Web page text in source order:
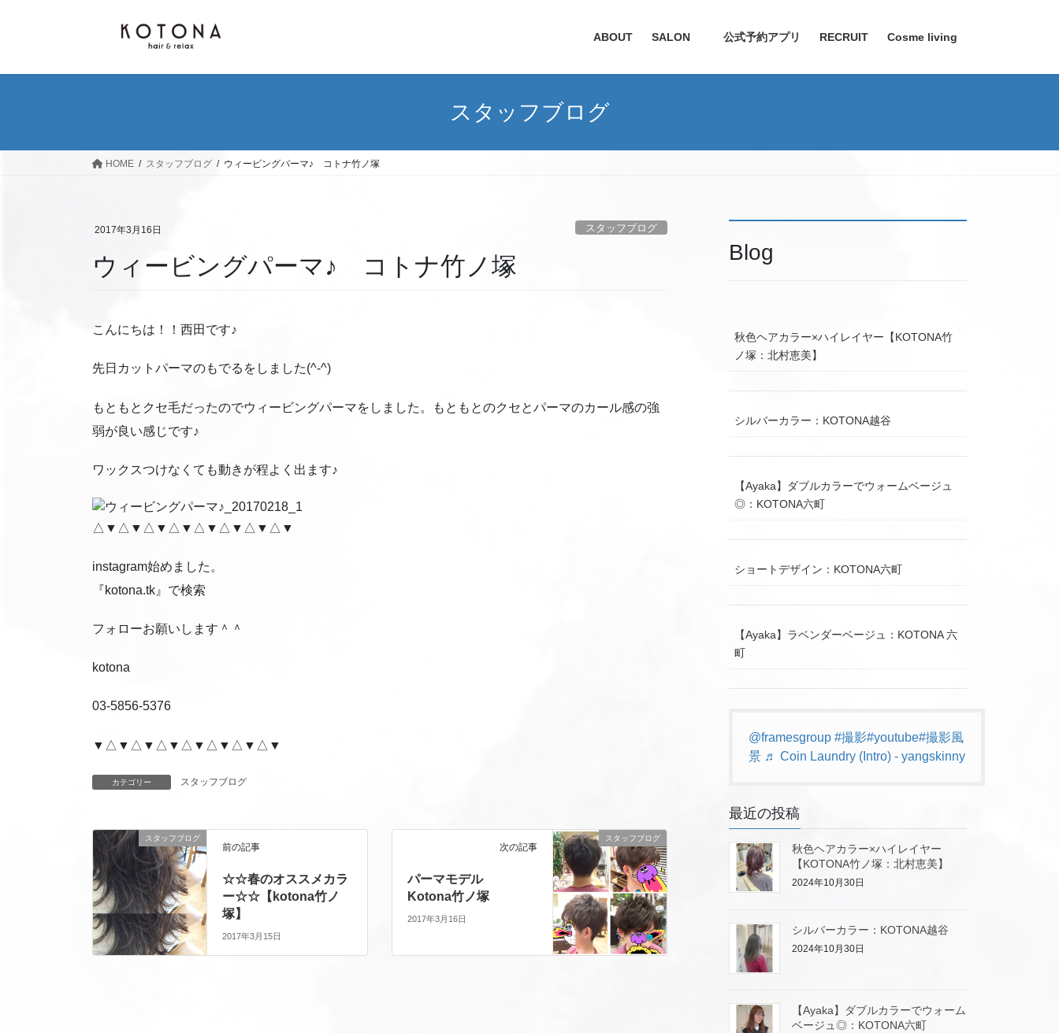
ABOUT SALON 公式予約アプリ RECRUIT Cosme living
スタッフブログ
HOME スタッフブログ ウィービングパーマ♪ コトナ竹ノ塚
2017年3月16日 スタッフブログ
ウィービングパーマ♪ コトナ竹ノ塚
こんにちは！！西田です♪
先日カットパーマのもでるをしました(^-^)
もともとクセ毛だったのでウィービングパーマをしました。もともとのクセとパーマのカール感の強
弱が良い感じです♪
ワックスつけなくても動きが程よく出ます♪
△▼△▼△▼△▼△▼△▼△▼△▼
instagram始めました。
『kotona.tk』で検索
フォローお願いします＾＾
kotona
03-5856-5376
▼△▼△▼△▼△▼△▼△▼△▼
カテゴリー スタッフブログ
スタッフブログ
前の記事
☆☆春のオススメカラ
ー☆☆【kotona竹ノ
塚】
2017年3月15日
スタッフブログ
次の記事
パーマモデル
Kotona竹ノ塚
2017年3月16日
Blog
秋色ヘアカラー×ハイレイヤー【KOTONA竹
ノ塚：北村恵美】
シルバーカラー：KOTONA越谷
【Ayaka】ダブルカラーでウォームベージュ
◎：KOTONA六町
ショートデザイン：KOTONA六町
【Ayaka】ラベンダーベージュ：KOTONA 六
町
@framesgroup #撮影#youtube#撮影風
景 ♬ Coin Laundry (Intro) - yangskinny
最近の投稿
秋色ヘアカラー×ハイレイヤー
【KOTONA竹ノ塚：北村恵美】
2024年10月30日
シルバーカラー：KOTONA越谷
2024年10月30日
【Ayaka】ダブルカラーでウォーム
ベージュ◎：KOTONA六町